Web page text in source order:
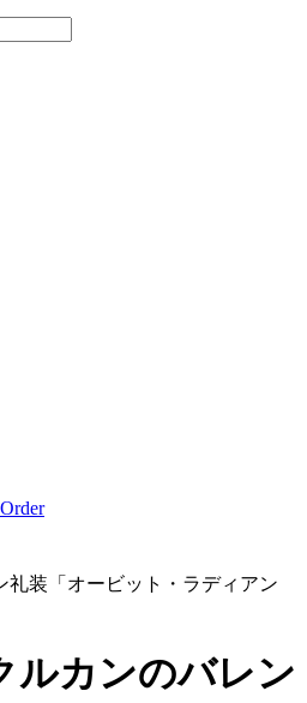
礼装「オービット・ラディアン
ルカンのバレン